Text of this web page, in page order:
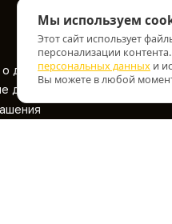
доставке
данные
Мы используем
Этот сайт использует
персонализации
персональных данных и
Вы можете в любой момент